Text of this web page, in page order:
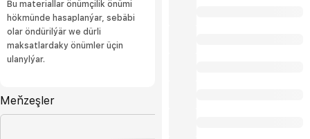
Bu materiallar önümçilik önümi
hökmünde hasaplanýar, sebäbi
olar öndürilýär we dürli
maksatlardaky önümler üçin
ulanylýar.
Meňzeşler